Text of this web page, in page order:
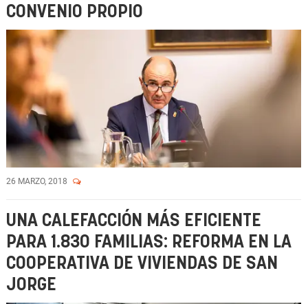
CONVENIO PROPIO
26 MARZO, 2018
UNA CALEFACCIÓN MÁS EFICIENTE
PARA 1.830 FAMILIAS: REFORMA EN LA
COOPERATIVA DE VIVIENDAS DE SAN
JORGE